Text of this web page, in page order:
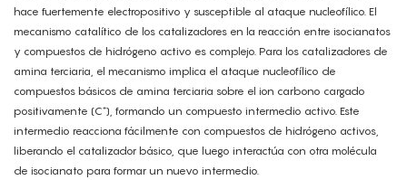
hace fuertemente electropositivo y susceptible al ataque nucleofílico. El
mecanismo catalítico de los catalizadores en la reacción entre isocianatos
y compuestos de hidrógeno activo es complejo. Para los catalizadores de
amina terciaria, el mecanismo implica el ataque nucleofílico de
compuestos básicos de amina terciaria sobre el ion carbono cargado
positivamente (C⁺), formando un compuesto intermedio activo. Este
intermedio reacciona fácilmente con compuestos de hidrógeno activos,
liberando el catalizador básico, que luego interactúa con otra molécula
de isocianato para formar un nuevo intermedio.